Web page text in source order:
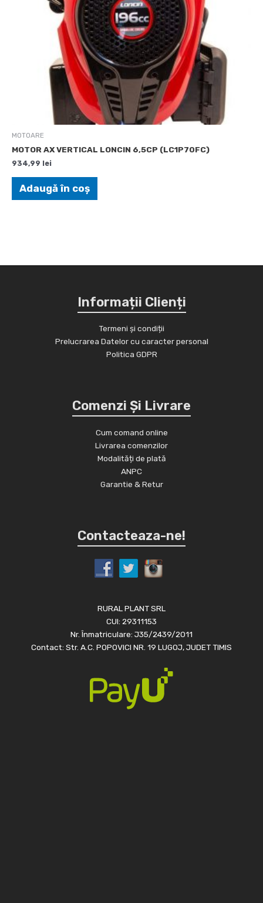
MOTOARE
MOTOR AX VERTICAL LONCIN 6,5CP (LC1P70FC)
934,99 lei
Adaugă în coș
Informații Clienți
Termeni și condiții
Prelucrarea Datelor cu caracter personal
Politica GDPR
Comenzi Și Livrare
Cum comand online
Livrarea comenzilor
Modalități de plată
ANPC
Garantie & Retur
Contacteaza-ne!
RURAL PLANT SRL
CUI: 29311153
Nr. Înmatriculare: J35/2439/2011
Contact: Str. A.C. POPOVICI NR. 19 LUGOJ, JUDET TIMIS